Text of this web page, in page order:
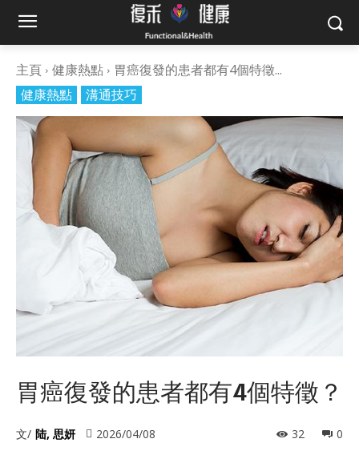
主頁 健康熱點
胃癌復發的患者都有4個特徵...
健康熱點
溝通技巧
胃癌復發的患者都有4個特徵？
文/ 陆, 思妍 2026/04/08 0
32